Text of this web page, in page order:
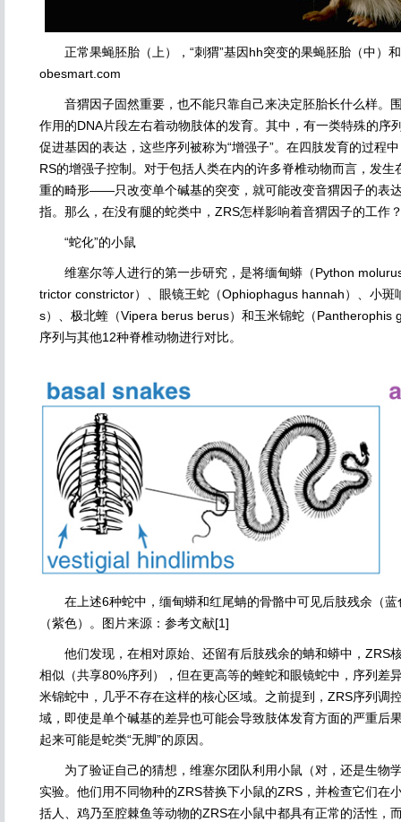
正常果蝇胚胎（上），“刺猬”基因hh突变的果蝇胚胎（中）
obesmart.com
音猬因子固然重要，也不能只靠自己来决定胚胎长什么样。
作用的DNA片段左右着动物肢体的发育。其中，有一类特殊的序
促进基因的表达，这些序列被称为“增强子”。在四肢发育的过程
RS的增强子控制。对于包括人类在内的许多脊椎动物而言，发
重的畸形——只改变单个碱基的突变，就可能改变音猬因子的表
指。那么，在没有腿的蛇类中，ZRS怎样影响着音猬因子的工作
“蛇化”的小鼠
维塞尔等人进行的第一步研究，是将缅甸蟒（Python
trictor constrictor）、眼镜王蛇（Ophiophagus hannah）、小
s）、极北蝰（Vipera berus berus）和玉米锦蛇（Pantherophis
序列与其他12种脊椎动物进行对比。
在上述6种蛇中，缅甸蟒和红尾蚺的骨骼中可见后肢残余（蓝
（紫色）。图片来源：参考文献[1]
他们发现，在相对原始、还留有后肢残余的蚺和蟒中，ZRS
相似（共享80%序列），但在更高等的蝰蛇和眼镜蛇中，序列差
米锦蛇中，几乎不存在这样的核心区域。之前提到，ZRS序列调
域，即使是单个碱基的差异也可能会导致肢体发育方面的严重后
起来可能是蛇类“无脚”的原因。
为了验证自己的猜想，维塞尔团队利用小鼠（对，还是生物
实验。他们用不同物种的ZRS替换下小鼠的ZRS，并检查它们在
括人、鸡乃至腔棘鱼等动物的ZRS在小鼠中都具有正常的活性，